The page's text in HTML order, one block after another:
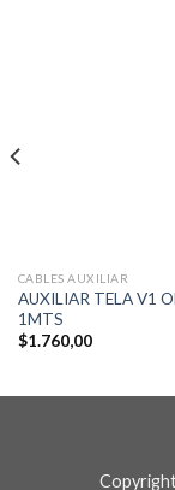
CABLES AUXILIAR
AUXILIAR TELA V1
1MTS
$1.760,00